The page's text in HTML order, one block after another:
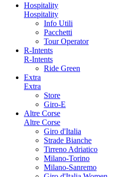
Hospitality
Hospitality
Info Utili
Pacchetti
Tour Operator
R-Intents
R-Intents
Ride Green
Extra
Extra
Store
Giro-E
Altre Corse
Altre Corse
Giro d'Italia
Strade Bianche
Tirreno Adriatico
Milano-Torino
Milano-Sanremo